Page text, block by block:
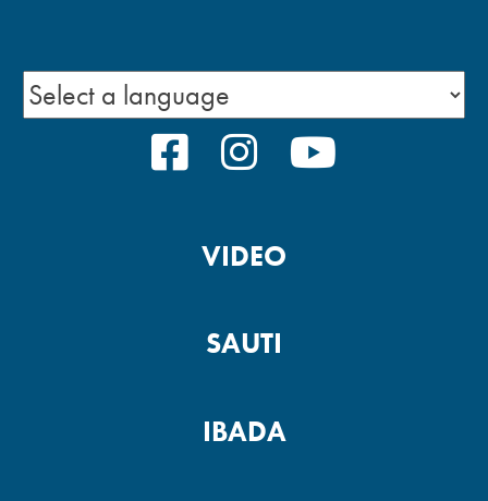
FACEBOOK
INSTAGRAM
VIDEO
SAUTI
IBADA